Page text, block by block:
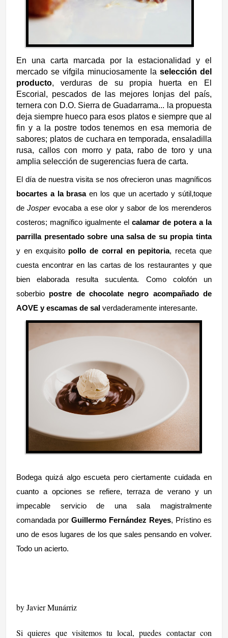
En una carta marcada por la estacionalidad y el
mercado se vifgila minuciosamente la selección del
producto, verduras de su propia huerta en El
Escorial, pescados de las mejores lonjas del país,
ternera con D.O. Sierra de Guadarrama... la propuesta
deja siempre hueco para esos platos e siempre que al
fin y a la postre todos tenemos en esa memoria de
sabores; platos de cuchara en temporada, ensaladilla
rusa, callos con morro y pata, rabo de toro y una
amplia selección de sugerencias fuera de carta.
El día de nuestra visita se nos ofrecieron unas magníficos
bocartes a la brasaen los que un acertado y sútil,toque
deJosper evocaba a ese olor y sabor de los merenderos
costeros; magnífico igualmente el calamar de potera a la
parrilla presentado sobre una salsa de su propia tinta
y en exquisito pollo de corral en pepitoria, receta que
cuesta encontrar en las cartas de los restaurantes y que
bien elaborada resulta suculenta. Como colofón un
soberbio postre de chocolate negro acompañado de
AOVE y escamas de sal verdaderamente interesante.
Bodega quizá algo escueta pero ciertamente cuidada en
cuanto a opciones se refiere, terraza de verano y un
impecable servicio de una sala magistralmente
comandada porGuillermo Fernández Reyes, Prístino es
uno de esos lugares de los que sales pensando en volver.
Todo un acierto.
by Javier Munárriz
Si quieres que visitemos tu local, puedes contactar con